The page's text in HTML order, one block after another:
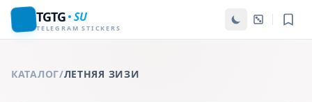
TGTG SU
TELEGRAM STICKERS
КАТАЛОГ/ЛЕТНЯЯ ЗИЗИ